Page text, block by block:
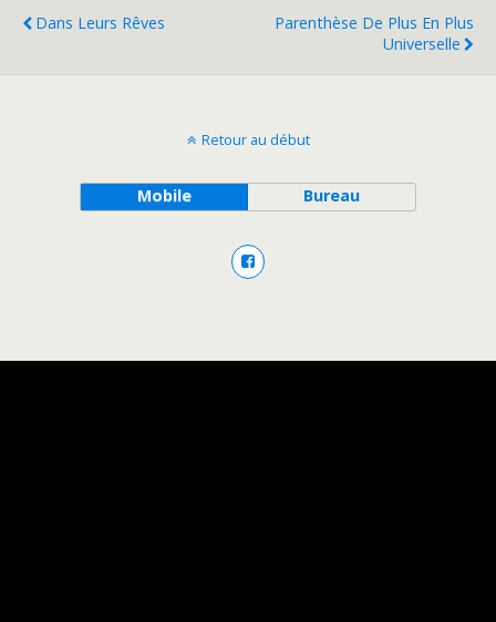
Dans Leurs Rêves
Parenthèse De Plus En Plus
Universelle
Retour au début
Mobile Bureau